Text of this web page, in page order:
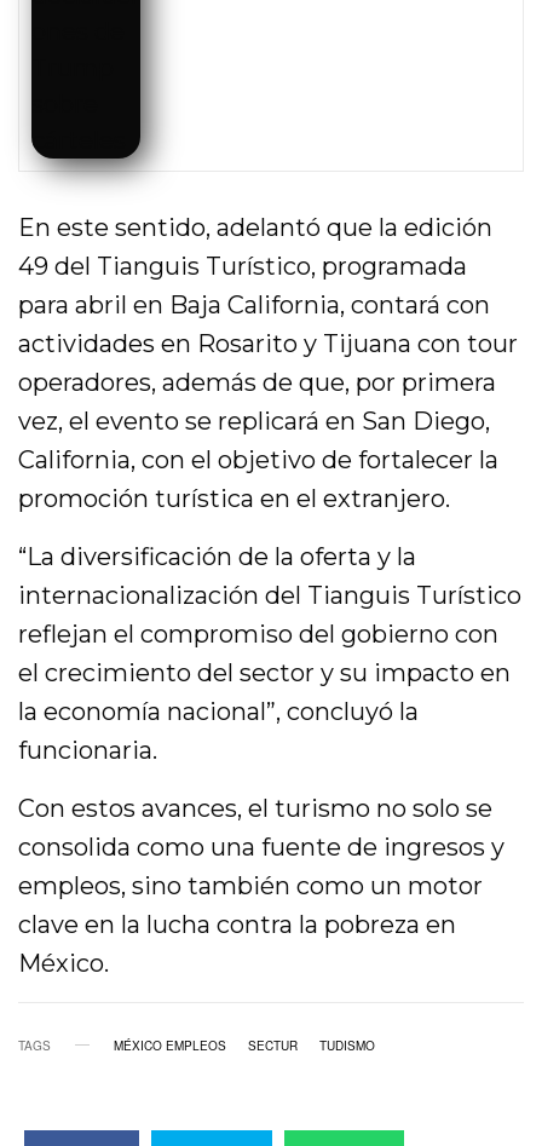
En este sentido, adelantó que la edición
49 del Tianguis Turístico, programada
para abril en Baja California, contará con
actividades en Rosarito y Tijuana con tour
operadores, además de que, por primera
vez, el evento se replicará en San Diego,
California, con el objetivo de fortalecer la
promoción turística en el extranjero.
“La diversificación de la oferta y la
internacionalización del Tianguis Turístico
reflejan el compromiso del gobierno con
el crecimiento del sector y su impacto en
la economía nacional”, concluyó la
funcionaria.
Con estos avances, el turismo no solo se
consolida como una fuente de ingresos y
empleos, sino también como un motor
clave en la lucha contra la pobreza en
México.
TAGS MÉXICO EMPLEOS SECTUR TUDISMO